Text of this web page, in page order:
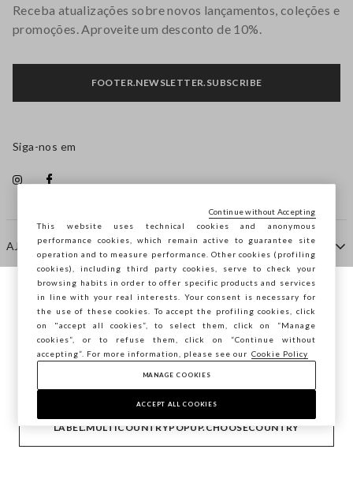
AJUDA
EMPRESA
CONTACTE-NOS
Receba atualizações sobre novos lançamentos, coleções e
promoções. Aproveite um desconto de 10%.
FOOTER.NEWSLETTER.SUBSCRIBE
Siga-nos em
Copyright © Ovs S.p.A. -
Está a navegar na STEFANEL Portugal,
deseja guardar a sua localização?
CONFIRMAR
LABEL.MULTICOUNTRYPOPUP.CHOOSECOUNTRY
footer.item.country Portugal
This website uses technical cookies and anonymous
performance cookies, which remain active to guarantee site
operation and to measure performance. Other cookies (profiling
cookies), including third party cookies, serve to check your
browsing habits in order to offer specific products and services
in line with your real interests. Your consent is necessary for
the use of these cookies. To accept the profiling cookies, click
on "accept all cookies”, to select them, click on “Manage
cookies”, or to refuse them, click on “Continue without
accepting”. For more information, please see our Cookie Policy
MANAGE COOKIES
ACCEPT ALL COOKIES
Continue without Accepting